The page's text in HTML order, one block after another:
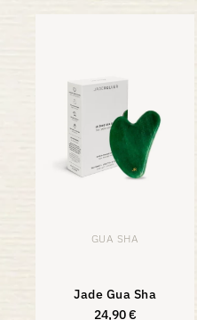
GUA SHA
Jade Gua Sha
24,90€